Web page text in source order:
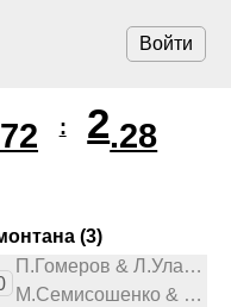
Войти
: 2.28
(3)
П.Гомеров & Л.Улановский
М.Семисошенко & В.Гусев